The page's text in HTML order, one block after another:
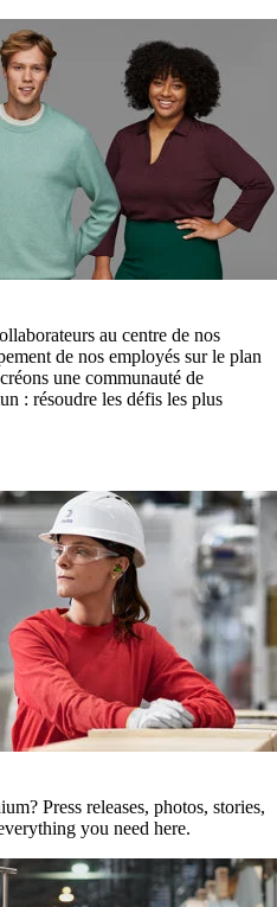
au centre de nos
de nos employés sur le plan
une communauté de
: résoudre les défis les plus
Press releases, photos, stories,
you need here.